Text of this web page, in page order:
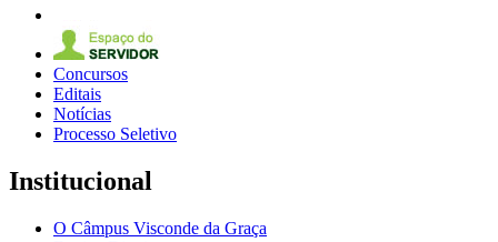
Concursos
Editais
Notícias
Processo Seletivo
Institucional
O Câmpus Visconde da Graça